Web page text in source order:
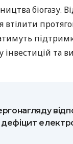
біогазу.
втілити
та